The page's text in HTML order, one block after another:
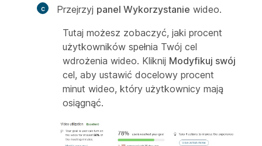
Przejrzyj panel Wykorzystanie wideo.
Tutaj możesz zobaczyć, jaki procent
użytkowników spełnia Twój cel
wdrożenia wideo. Kliknij Modyfikuj swój
cel, aby ustawić docelowy procent
minut wideo, który użytkownicy mają
osiągnąć.